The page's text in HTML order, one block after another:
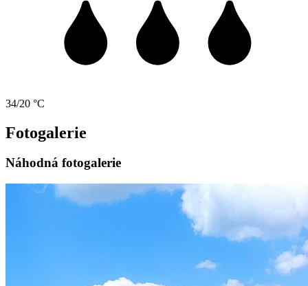
34/20 °C
Fotogalerie
Náhodná fotogalerie